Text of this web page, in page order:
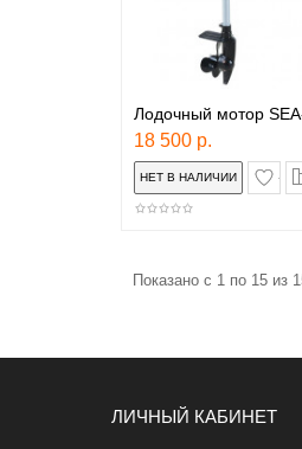
Лодочный мотор
18 500 р.
в
Показано с 1 по 15 из
ЛИЧНЫЙ КАБИНЕТ